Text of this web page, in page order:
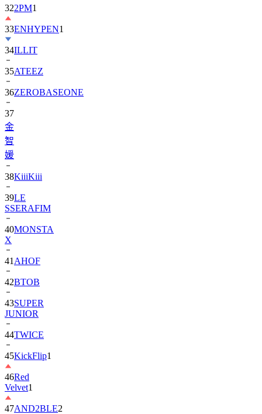
33ENHYPEN
34ILLIT
35ATEEZ
36ZEROBASEONE
37
金
智
媛
38
39LE
SSERAFIM
40MONSTA
X
41
42 BTOB
43SUPER
JUNIOR
44TWICE
45KickFlip
46Red
Velvet
47AND2BLE
48